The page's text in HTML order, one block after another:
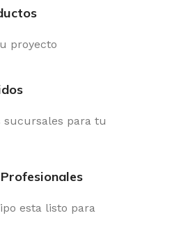
proyecto
sucursales para tu
esta listo para